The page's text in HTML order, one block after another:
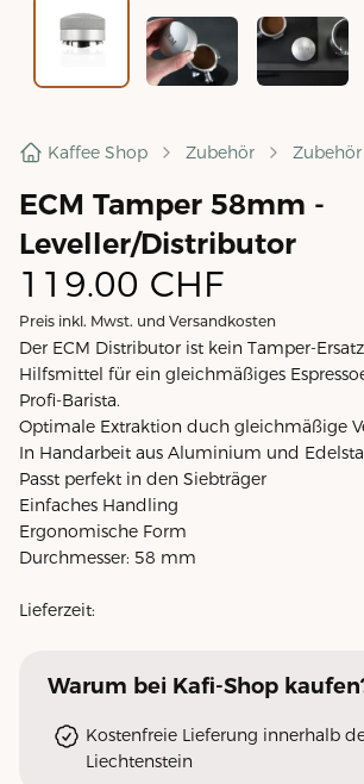
Kaffee Shop Zubehör
ECM Tamper 58mm -
Leveller/Distributor
119.00 CHF
Preis inkl. Mwst. und Versandkosten
Der ECM Distributor ist kein Tamper-
Hilfsmittel für ein gleichmäßiges
Profi-Barista.
Optimale Extraktion duch gleichmäßige
In Handarbeit aus Aluminium und
Passt perfekt in den Siebträger
Einfaches Handling
Ergonomische Form
Durchmesser: 58 mm
Lieferzeit:
Warum bei Kafi-Shop
Kostenfreie Lieferung innerhalb
Liechtenstein